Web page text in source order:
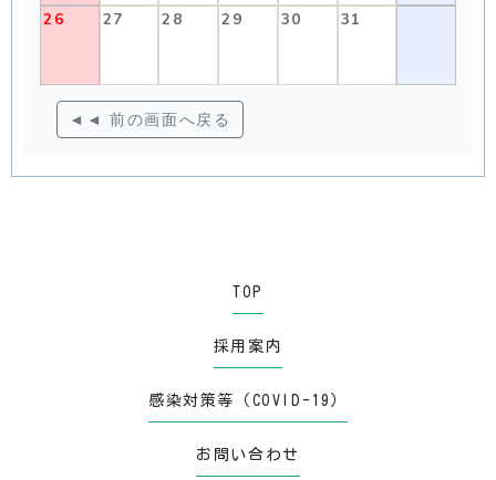
26 27 28 29 30 31
◄◄ 前の画面へ戻る
TOP
採用案内
感染対策等（COVID-19）
お問い合わせ